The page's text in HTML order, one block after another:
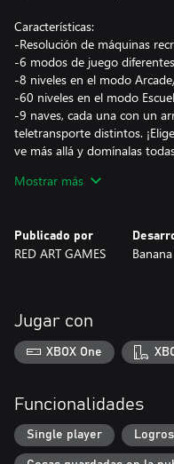
Características:
-Resolución de máquinas
-6 modos de juego diferentes
-8 niveles en el modo
-60 niveles en el modo
-9 naves, cada una con un
teletransporte distintos.
ve más allá y domínalas
-6 niveles de dificultad
-Controles fluidos con
moverse con la precisión de
-Sistemas de puntuación
-Modo de pantalla vertical
arcade.
-Un innovador sistema de
-Los modos Puntuación de
extra.
Mostrar más
Publicado por
RED ART GAMES
Jugar con
XBOX One
Funcionalidades
Single player